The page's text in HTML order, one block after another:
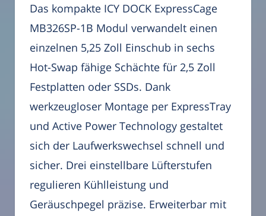
Das kompakte ICY DOCK ExpressCage
MB326SP-1B Modul verwandelt einen
einzelnen 5,25 Zoll Einschub in sechs
Hot-Swap fähige Schächte für 2,5 Zoll
Festplatten oder SSDs. Dank
werkzeugloser Montage per ExpressTray
und Active Power Technology gestaltet
sich der Laufwerkswechsel schnell und
sicher. Drei einstellbare Lüfterstufen
regulieren Kühlleistung und
Geräuschpegel präzise. Erweiterbar mit